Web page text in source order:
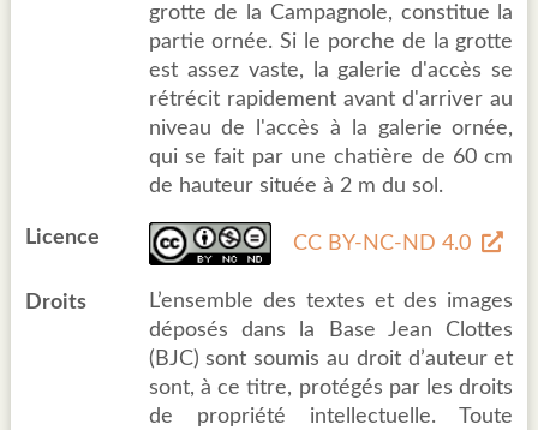
grotte de la Campagnole, constitue la
partie ornée. Si le porche de la grotte
est assez vaste, la galerie d'accès se
rétrécit rapidement avant d'arriver au
niveau de l'accès à la galerie ornée,
qui se fait par une chatière de 60 cm
de hauteur située à 2 m du sol.
Licence CC BY-NC-ND 4.0
Droits
L’ensemble des textes et des images
déposés dans la Base Jean Clottes
(BJC) sont soumis au droit d’auteur et
sont, à ce titre, protégés par les droits
de propriété intellectuelle. Toute